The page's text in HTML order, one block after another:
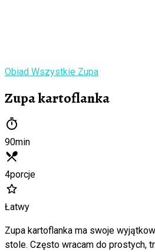
Obiad Wszystkie Zupa
Zupa kartoflanka
90min
4porcje
Łatwy
Zupa kartoflanka ma swoje
stole. Często wracam do prostych,